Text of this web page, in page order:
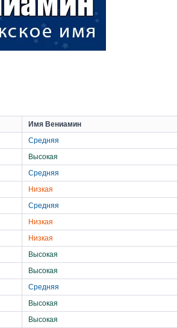
Имя Вениамин
Средняя
Высокая
Средняя
Низкая
Средняя
Низкая
Низкая
Высокая
Высокая
Средняя
Высокая
Высокая